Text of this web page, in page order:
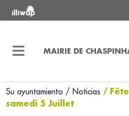
MAIRIE DE
Su ayuntamiento / Noticias /
samedi 5 Juillet